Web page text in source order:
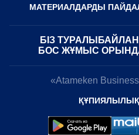
МАТЕРИАЛДАРДЫ
БІЗ ТУРАЛЫ
БОС ЖҰМЫС
«Atameken